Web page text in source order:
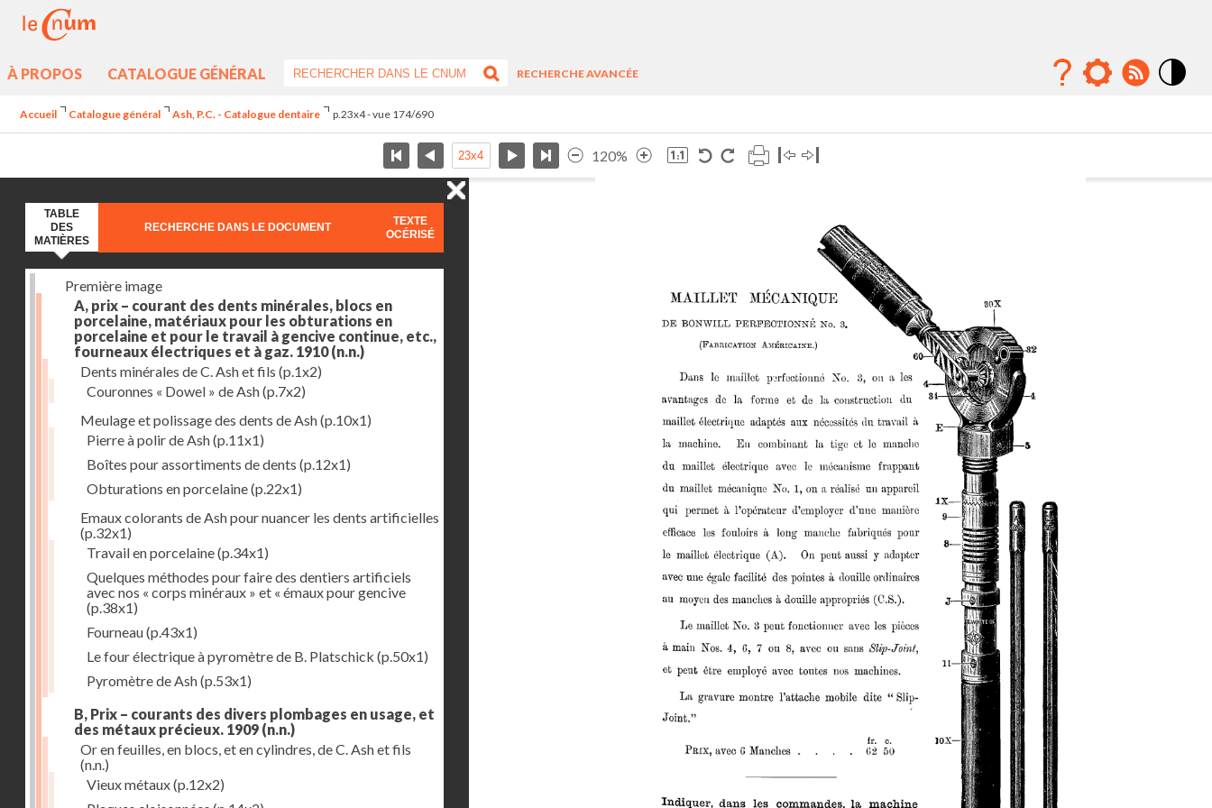
À PROPOS CATALOGUE GÉNÉRAL
RECHERCHE AVANCÉE
Accueil Catalogue général Ash, P.C. - Catalogue dentaire p.23x4 - vue 174/690
120%
TABLE
DES
MATIÈRES
RECHERCHE DANS LE DOCUMENT
TEXTE
OCÉRISÉ
Première image
A, prix – courant des dents minérales, blocs en
porcelaine, matériaux pour les obturations en
porcelaine et pour le travail à gencive continue, etc.,
fourneaux électriques et à gaz. 1910(n.n.)
Dents minérales de C. Ash et fils (p.1x2)
Couronnes « Dowel » de Ash(p.7x2)
Meulage et polissage des dents de Ash(p.10x1)
Pierre à polir de Ash(p.11x1)
Boîtes pour assortiments de dents (p.12x1)
Obturations en porcelaine(p.22x1)
Emaux colorants de Ash pour nuancer les dents artificielles
(p.32x1)
Travail en porcelaine(p.34x1)
Quelques méthodes pour faire des dentiers artificiels
avec nos « corps minéraux » et « émaux pour gencive
(p.38x1)
Fourneau(p.43x1)
Le four électrique à pyromètre de B. Platschick (p.50x1)
Pyromètre de Ash(p.53x1)
B, Prix – courants des divers plombages en usage, et
des métaux précieux. 1909 (n.n.)
Or en feuilles, en blocs, et en cylindres, de C. Ash et fils
(n.n.)
Vieux métaux(p.12x2)